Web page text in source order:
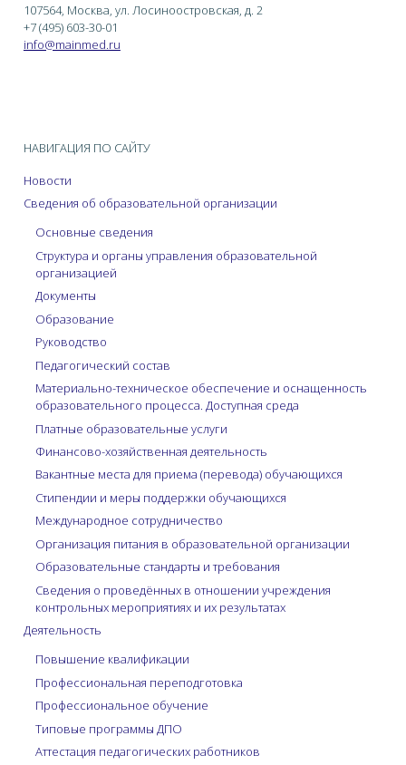
107564, Москва, ул. Лосиноостровская, д. 2
+7 (495) 603-30-01
info@mainmed.ru
НАВИГАЦИЯ ПО САЙТУ
Новости
Сведения об образовательной организации
Основные сведения
Структура и органы управления образовательной
организацией
Документы
Образование
Руководство
Педагогический состав
Материально-техническое обеспечение и оснащенность
образовательного процесса. Доступная среда
Платные образовательные услуги
Финансово-хозяйственная деятельность
Вакантные места для приема (перевода) обучающихся
Стипендии и меры поддержки обучающихся
Международное сотрудничество
Организация питания в образовательной организации
Образовательные стандарты и требования
Сведения о проведённых в отношении учреждения
контрольных мероприятиях и их результатах
Деятельность
Повышение квалификации
Профессиональная переподготовка
Профессиональное обучение
Типовые программы ДПО
Аттестация педагогических работников